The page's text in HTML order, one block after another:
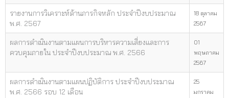
รายงานการวิเคราะห์ด้านภารกิจหลัก ประจำปีงบประมาณ
พ.ศ. 2567
18 ตุลาคม
2567
ผลการดำเนินงานตามแผนการบริหารความเสี่ยงและการ
ควบคุมภายใน ประจำปีงบประมาณ พ.ศ. 2566
01
พฤษภาคม
2567
ผลการดำเนินงานตามแผนปฏิบัติการ ประจำปีงบประมาณ
พ.ศ. 2566 รอบ 12 เดือน
25
มกราคม